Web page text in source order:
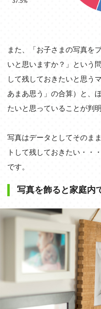
また、「お子さまの写真を
いと思いますか？」という
して残しておきたいと思う
あまあ思う」の合算）と、
たいと思っていることが判
写真はデータとしてそのま
トして残しておきたい・・
です。
写真を飾ると家庭内